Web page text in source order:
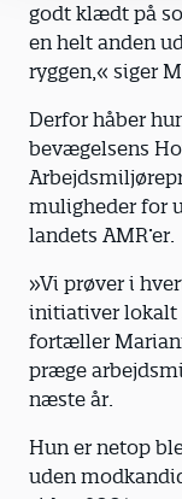
godt klædt på
en helt anden
ryggen,« siger
Derfor håber
bevægelsens
muligheder for
landets AMR’er.
»Vi prøver i
initiativer lokalt
fortæller
præge
næste år.
Hun er netop
uden